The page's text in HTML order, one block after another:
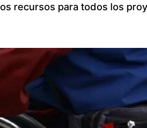
recursos para todos los